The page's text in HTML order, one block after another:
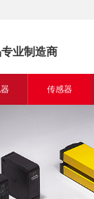
业制造商
传感器
光电开关